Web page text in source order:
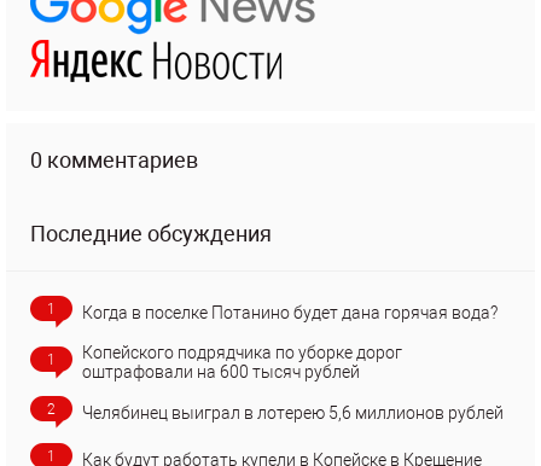
0 комментариев
Последние обсуждения
1 Когда в поселке Потанино будет дана горячая вода?
1
Копейского подрядчика по уборке дорог
оштрафовали на 600 тысяч рублей
2 Челябинец выиграл в лотерею 5,6 миллионов рублей
1 Как будут работать купели в Копейске в Крещение